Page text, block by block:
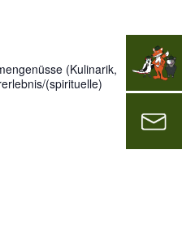
(Kulinarik,
(spirituelle)